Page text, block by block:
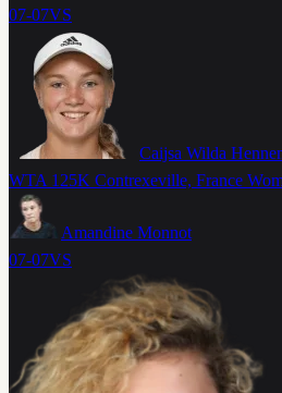
07-07VS
Caijsa Wilda
WTA 125K Contrexeville, France
Amandine Monnot
07-07VS